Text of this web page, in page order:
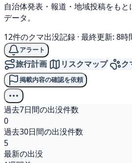
自治体発表・報道・地域投稿をも
データ。
12件のクマ出没記録 · 最終更新: 8時
アラート
旅行計画 リスクマップ ク
掲載内容の確認を依頼
過去7日間の出没件数
0
過去30日間の出没件数
5
最新の出没